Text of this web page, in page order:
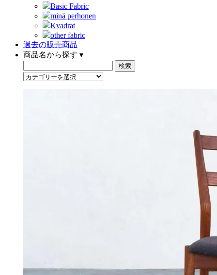
Basic Fabric
minä perhonen
Kvadrat
other fabric
過去の販売商品
商品名から探す ▾